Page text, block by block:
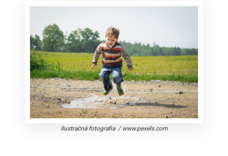
Ilustračná fotografia /www.pexels.com